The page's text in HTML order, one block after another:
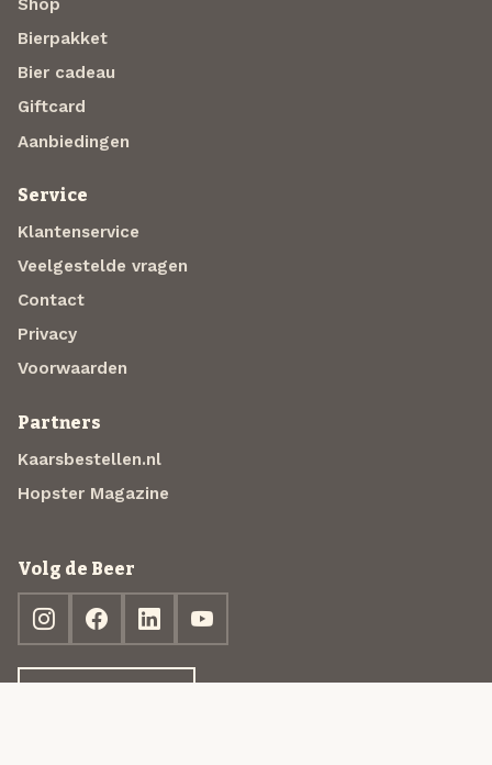
Shop
Bierpakket
Bier cadeau
Giftcard
Aanbiedingen
Service
Klantenservice
Veelgestelde vragen
Contact
Privacy
Voorwaarden
Partners
Kaarsbestellen.nl
Hopster Magazine
Volg de Beer